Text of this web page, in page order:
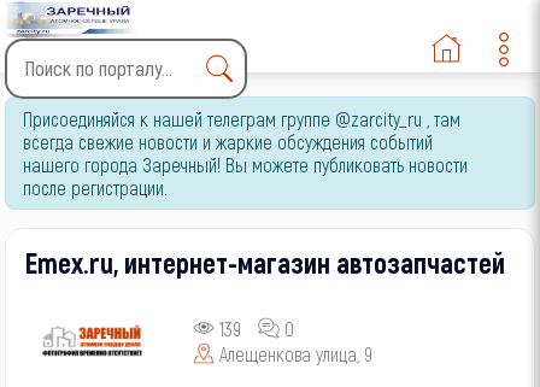
Type 2 or more characters
for results.
Присоединяйся к нашей телеграм группе @zarcity_ru , там
всегда свежие новости и жаркие обсуждения событий
нашего города Заречный! Вы можете публиковать новости
после регистрации.
Emex.ru, интернет-магазин автозапчастей
139
0
Алещенкова улица, 9